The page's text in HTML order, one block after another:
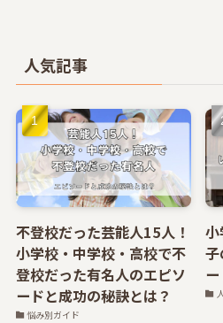
人気記事
不登校だった芸能人15人！
小学校・中学校・高校で不
登校だった有名人のエピソ
ードと成功の秘訣とは？
悩み別ガイド